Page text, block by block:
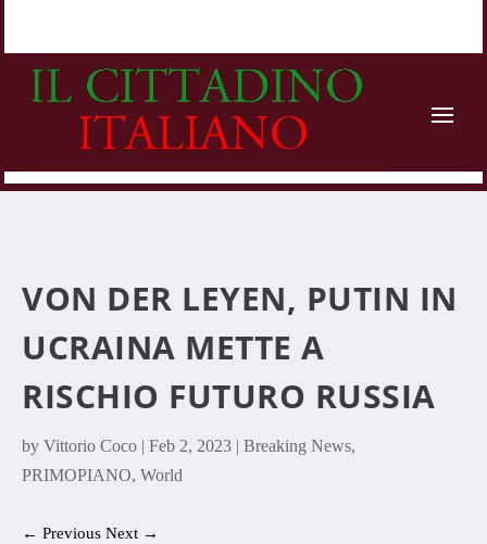
VON DER LEYEN, PUTIN IN
UCRAINA METTE A
RISCHIO FUTURO RUSSIA
byVittorio Coco |Feb 2, 2023 |Breaking News,
PRIMOPIANO,World
←Previous Next →